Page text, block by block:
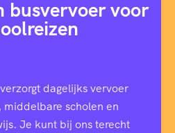
busvervoer voor
dagelijks vervoer
middelbare scholen en
Je kunt bij ons terecht